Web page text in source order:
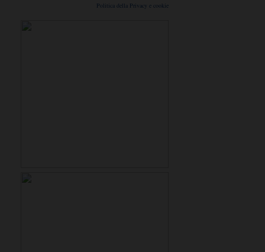
Politica della Privacy e cookie